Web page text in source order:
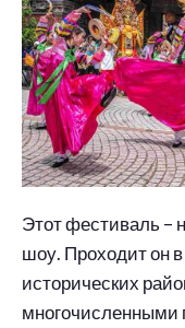
Этот фестиваль –
шоу. Проходит он
исторических